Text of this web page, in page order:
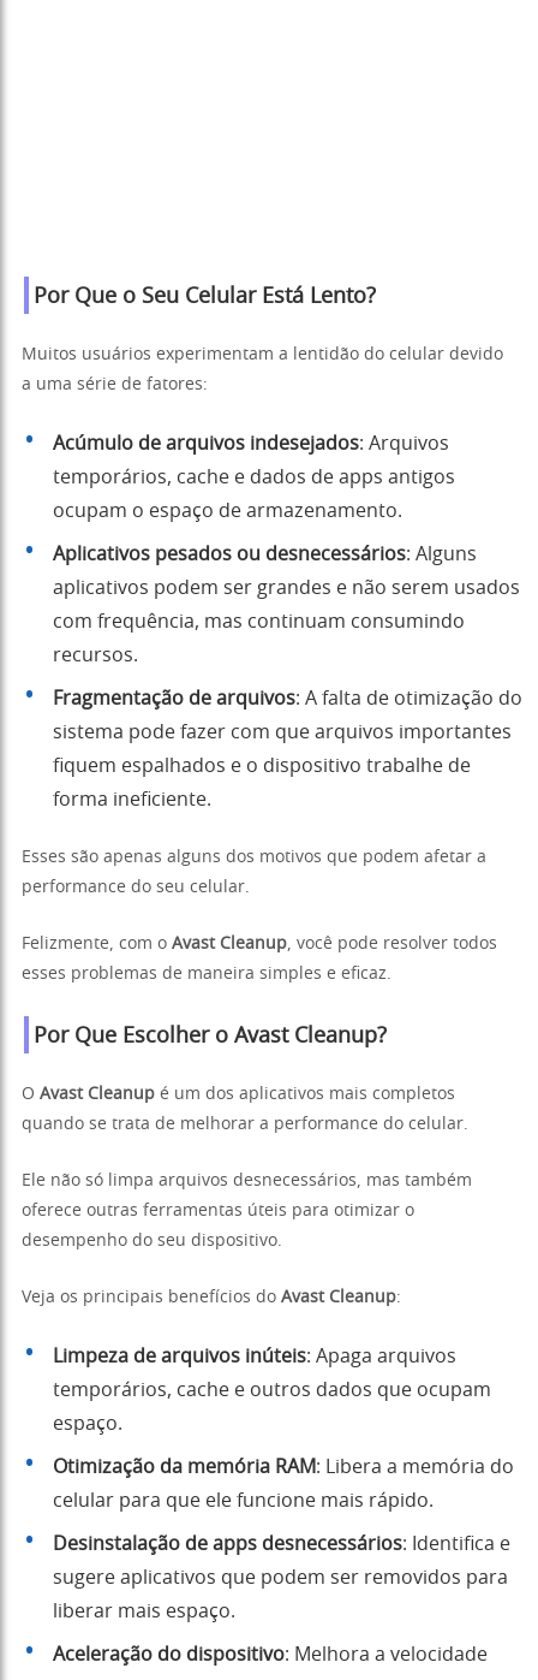
Por Que o Seu Celular Está Lento?
Muitos usuários experimentam a lentidão do celular devido
a uma série de fatores:
Acúmulo de arquivos indesejados: Arquivos
temporários, cache e dados de apps antigos
ocupam o espaço de armazenamento.
Aplicativos pesados ou desnecessários: Alguns
aplicativos podem ser grandes e não serem usados
com frequência, mas continuam consumindo
recursos.
Fragmentação de arquivos: A falta de otimização do
sistema pode fazer com que arquivos importantes
fiquem espalhados e o dispositivo trabalhe de
forma ineficiente.
Esses são apenas alguns dos motivos que podem afetar a
performance do seu celular.
Felizmente, com o Avast Cleanup, você pode resolver todos
esses problemas de maneira simples e eficaz.
Por Que Escolher o Avast Cleanup?
O Avast Cleanup é um dos aplicativos mais completos
quando se trata de melhorar a performance do celular.
Ele não só limpa arquivos desnecessários, mas também
oferece outras ferramentas úteis para otimizar o
desempenho do seu dispositivo.
Veja os principais benefícios do Avast Cleanup:
Limpeza de arquivos inúteis: Apaga arquivos
temporários, cache e outros dados que ocupam
espaço.
Otimização da memória RAM: Libera a memória do
celular para que ele funcione mais rápido.
Desinstalação de apps desnecessários: Identifica e
sugere aplicativos que podem ser removidos para
liberar mais espaço.
Aceleração do dispositivo: Melhora a velocidade